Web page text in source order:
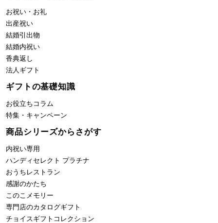
お祝い・お礼
出産祝い
結婚引出物
結婚内祝い
香典返し
法人ギフト
ギフトの基礎知識
お役立ちコラム
特集・キャンペーン
商品シリーズからさがす
内祝い専用
ハンディセレクト プラチナ
おうちレストラン
感謝のかたち
このこメモリー
専門店のカタログギフト
チョイスギフトコレクション